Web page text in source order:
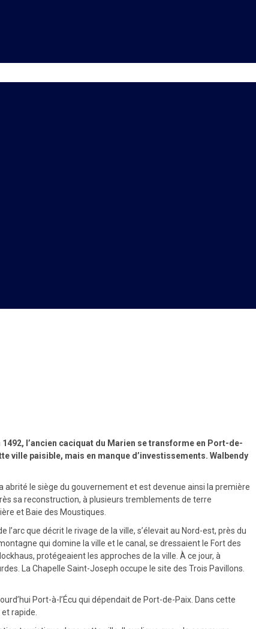
l’ancien caciquat du Marien se transforme en Port-de-
ville paisible, mais en manque d’investissements. Walbendy
abrité le siège du gouvernement et est devenue ainsi la première
sa reconstruction, à plusieurs tremblements de terre
et Baie des Moustiques.
que décrit le rivage de la ville, s’élevait au Nord-est, près du
qui domine la ville et le canal, se dressaient le Fort des
protégeaient les approches de la ville. À ce jour, à
La Chapelle Saint-Joseph occupe le site des Trois Pavillons.
Port-à-l’Écu qui dépendait de Port-de-Paix. Dans cette
rapide.